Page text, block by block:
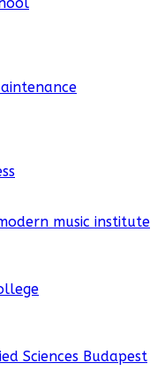
music institute
Sciences Budapest